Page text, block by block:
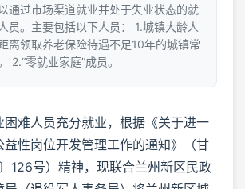
通过市场渠道就业并处于失业状态的就
员。主要包括以下人员： 1.城镇大龄人
离领取养老保险待遇不足10年的城镇常
2.“零就业家庭”成员。
困难人员充分就业，根据《关于进一
益性岗位开发管理工作的通知》（甘
126号）精神，现联合兰州新区民政